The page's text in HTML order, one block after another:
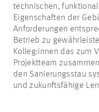
technischen,
Eigenschaften der
Anforderungen
Betrieb zu
Kolleg:innen das zum
Projektteam
den Sanierungsstau
und zukunftsfähige